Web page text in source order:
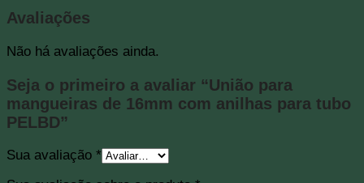
Avaliações
Não há avaliações ainda.
Seja o primeiro a avaliar “União para
mangueiras de 16mm com anilhas para tubo
PELBD”
Sua avaliação *